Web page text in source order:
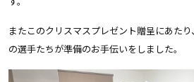
またこのクリスマスプレゼント贈呈にあた
の選手たちが準備のお手伝いをしました。